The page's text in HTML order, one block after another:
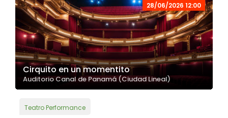
28/06/2026 12:00
Cirquito en un momentito
Auditorio Canal de Panamá (Ciudad Lineal)
Teatro Performance